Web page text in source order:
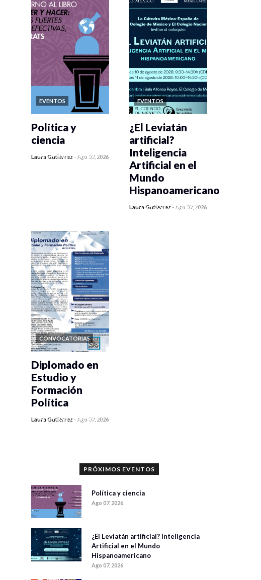
EVENTOS
0 veces compartido
Política y
ciencia
Laura Gutiérrez -Ago 07, 2026
EVENTOS
0 veces compartido
¿El Leviatán
artificial?
Inteligencia
Artificial en el
Mundo
Hispanoamericano
Laura Gutiérrez -Ago 07, 2026
CONVOCATORIAS
0 veces compartido
Diplomado en
Estudio y
Formación
Política
Laura Gutiérrez -Ago 07, 2026
PRÓXIMOS EVENTOS
Política y ciencia
Ago 07, 2026
¿El Leviatán artificial? Inteligencia
Artificial en el Mundo
Hispanoamericano
Ago 07, 2026